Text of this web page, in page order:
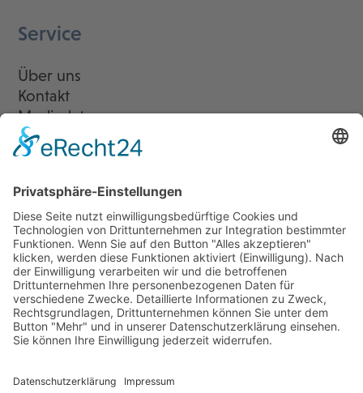
Service
Über uns
Kontakt
Mediadaten
Newsletter
LogIn
Legal
Impressum
Datenschutzerklärung
Cookie-Einstellungen